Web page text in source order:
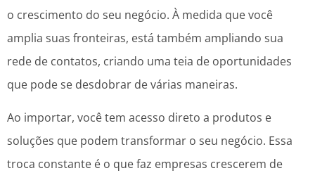
o crescimento do seu negócio. À medida que você
amplia suas fronteiras, está também ampliando sua
rede de contatos, criando uma teia de oportunidades
que pode se desdobrar de várias maneiras.
Ao importar, você tem acesso direto a produtos e
soluções que podem transformar o seu negócio. Essa
troca constante é o que faz empresas crescerem de